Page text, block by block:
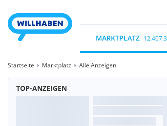
MARKTPLATZ
Startseite Marktplatz Alle Anzeigen
TOP-ANZEIGEN